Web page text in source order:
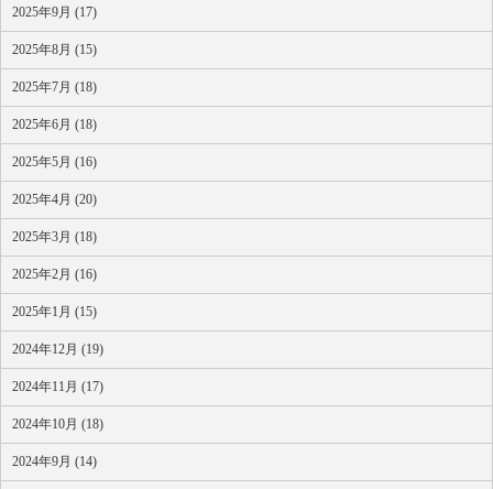
2025年9月 (17)
2025年8月 (15)
2025年7月 (18)
2025年6月 (18)
2025年5月 (16)
2025年4月 (20)
2025年3月 (18)
2025年2月 (16)
2025年1月 (15)
2024年12月 (19)
2024年11月 (17)
2024年10月 (18)
2024年9月 (14)